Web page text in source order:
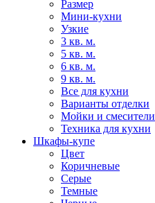
Размер
Мини-кухни
Узкие
3 кв. м.
5 кв. м.
6 кв. м.
9 кв. м.
Все для кухни
Варианты отделки
Мойки и смесители
Техника для кухни
Шкафы-купе
Цвет
Коричневые
Серые
Темные